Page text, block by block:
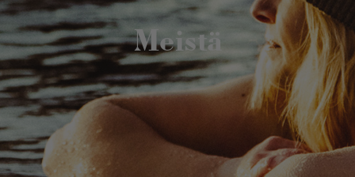
Meistä